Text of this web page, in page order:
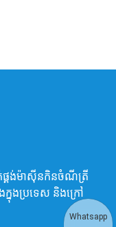
ផ្គង់ម៉ាស៊ីនកិនចំណីត្រី
ក្នុងប្រទេស និងក្រៅ
Whatsapp